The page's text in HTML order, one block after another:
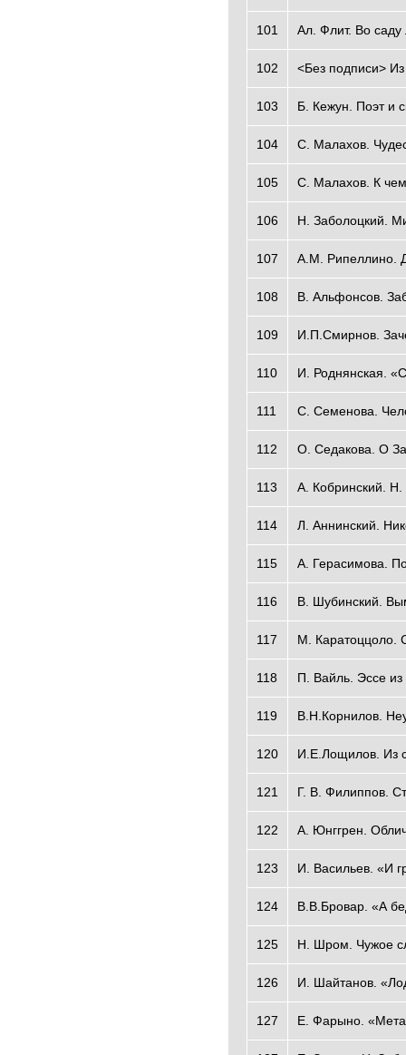
101 Ал. Флит. Во саду
102 <Без подписи>
103 Б. Кежун. Поэт и
104 С. Малахов.
105 С. Малахов. К
106 Н. Заболоцкий.
107 A.M. Рипеллино.
108 B. Альфонсов.
109 И.П.Смирнов.
110 И. Роднянская.
111 C. Семенова.
112 О. Седакова. О
113 А. Кобринский.
114 Л. Аннинский.
115 A. Герасимова.
116 B. Шубинский.
117 М. Каратоццоло.
118 П. Вайль. Эссе
119 В.Н.Корнилов.
120 И.Е.Лощилов. Из
121 Г. В. Филиппов.
122 А. Юнггрен.
123 И. Васильев. «И
124 В.В.Бровар. «А
125 Н. Шром. Чужое
126 И. Шайтанов.
127 Е. Фарыно.